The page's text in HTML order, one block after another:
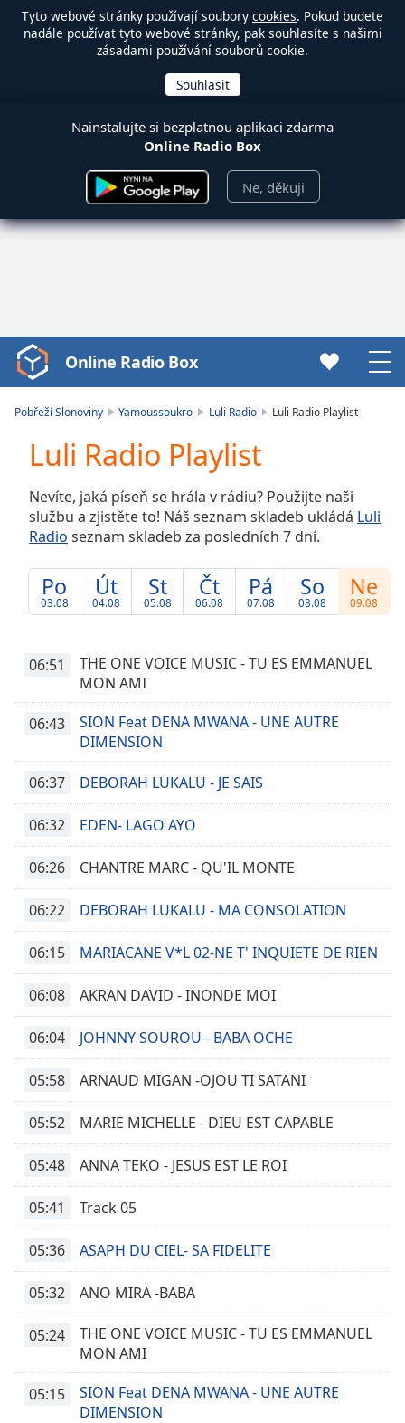
Tyto webové stránky používají soubory cookies. Pokud budete
nadále používat tyto webové stránky, pak souhlasíte s našimi
zásadami používání souborů cookie.
Nainstalujte si bezplatnou aplikaci zdarma
Online Radio Box
Ne, děkuji
Video
Player
Video
Skip
Backward
Skip
Mute
Current
Time0:00
Loaded:
TypeLIVE
currently
liveLIVE
Remaining
Time-
Playback
Chapters
Chapters
Descriptions
descriptions
off,
selected
Subtitles
subtitles
settings,
opens
subtitles
settings
dialog
subtitles
off,
selected
Audio
Track
Online Radio Box
Pobřeží Slonoviny Yamoussoukro Luli Radio Luli Radio Playlist
Luli Radio Playlist
Nevíte, jaká píseň se hrála v rádiu? Použijte naši
službu a zjistěte to! Náš seznam skladeb ukládá Luli
Radio seznam skladeb za posledních 7 dní.
Po
03.08
Út
04.08
St
05.08
Čt
06.08
Pá
07.08
So
08.08
Ne
09.08
06:51
THE ONE VOICE MUSIC - TU ES EMMANUEL
MON AMI
06:43
SION Feat DENA MWANA - UNE AUTRE
DIMENSION
06:37 DEBORAH LUKALU - JE SAIS
06:32 EDEN- LAGO AYO
06:26 CHANTRE MARC - QU'IL MONTE
06:22 DEBORAH LUKALU - MA CONSOLATION
06:15 MARIACANE V*L 02-NE T' INQUIETE DE RIEN
06:08 AKRAN DAVID - INONDE MOI
06:04 JOHNNY SOUROU - BABA OCHE
05:58 ARNAUD MIGAN -OJOU TI SATANI
05:52 MARIE MICHELLE - DIEU EST CAPABLE
05:48 ANNA TEKO - JESUS EST LE ROI
05:41 Track 05
05:36 ASAPH DU CIEL- SA FIDELITE
05:32 ANO MIRA -BABA
05:24
THE ONE VOICE MUSIC - TU ES EMMANUEL
MON AMI
05:15
SION Feat DENA MWANA - UNE AUTRE
DIMENSION